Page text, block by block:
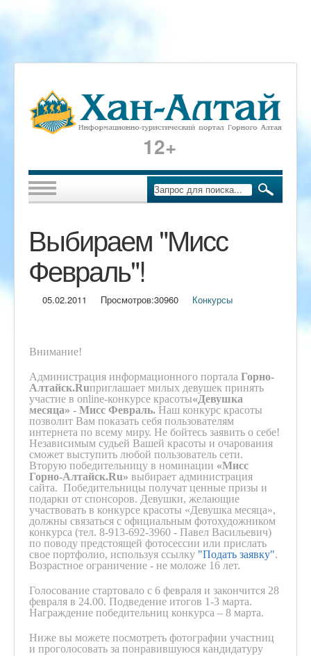
12+
Выбираем "Мисс
Февраль"!
05.02.2011 Просмотров:30960 Конкурсы
Внимание!
Администрация информационного портала Горно-
Алтайск.Ruприглашает милых девушек принять
участие в online-конкурсе красоты«Девушка
месяца» - Мисс Февраль. Наш конкурс красоты
позволит Вам показать себя пользователям
интернета по всему миру. Не бойтесь заявить о себе!
Независимым судьей Вашей красоты и очарования
сможет выступить любой пользователь сети.
Вторую победительницу в номинации «Мисс
Горно-Алтайск.Ru» выбирает администрация
сайта. Победительницы получат ценные призы и
подарки от спонсоров. Девушки, желающие
участвовать в конкурсе красоты «Девушка месяца»,
должны связаться с официальным фотохудожником
конкурса (тел. 8-913-692-3960 - Павел Васильевич)
по поводу предстоящей фотосессии или прислать
свое портфолио, используя ссылку "Подать заявку".
Возрастное ограничение - не моложе 16 лет.
Голосование стартовало с 6 февраля и закончится 28
февраля в 24.00. Подведение итогов 1-3 марта.
Награждение победительниц конкурса – 8 марта.
Ниже вы можете посмотреть фотографии участниц
и проголосовать за понравившуюся кандидатуру